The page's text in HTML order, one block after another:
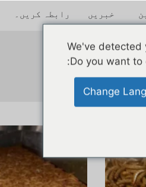
خبریں رابطہ کریں۔
We've detected
Do you want to
Change